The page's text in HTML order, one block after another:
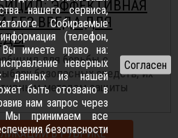
ЭФФЕКТИВНАЯ
БЕЗ ВРЕДА ДЛЯ
для борьбы с
безопасных средств, их
методам защиты
В РУБРИКЕ
нашего сервиса,
Собираемые
(телефон,
имеете право на:
неверных
данных из нашей
быть отозвано в
нам запрос через
принимаем все
безопасности